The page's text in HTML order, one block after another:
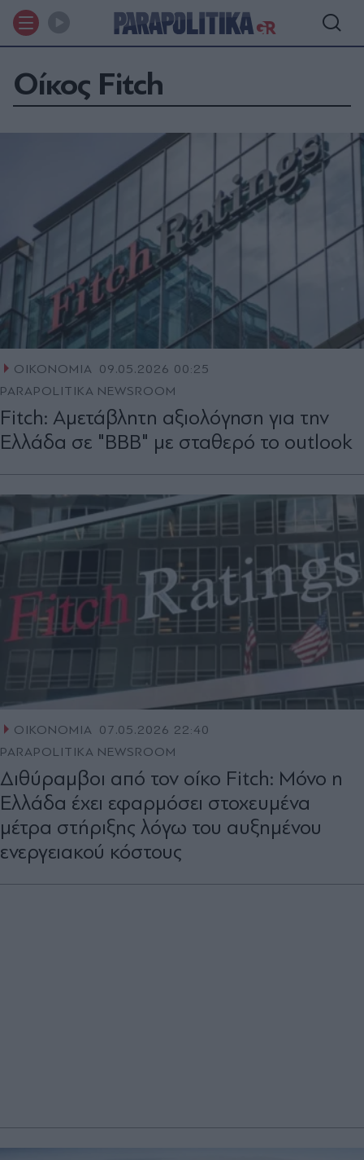
Οίκος Fitch
ΟΙΚΟΝΟΜΙΑ 09.05.2026 00:25
PARAPOLITIKA NEWSROOM
Fitch: Αμετάβλητη αξιολόγηση για την
Ελλάδα σε "ΒΒΒ" με σταθερό το outlook
ΟΙΚΟΝΟΜΙΑ 07.05.2026 22:40
PARAPOLITIKA NEWSROOM
Διθύραμβοι από τον οίκο Fitch: Μόνο η
Ελλάδα έχει εφαρμόσει στοχευμένα
μέτρα στήριξης λόγω του αυξημένου
ενεργειακού κόστους